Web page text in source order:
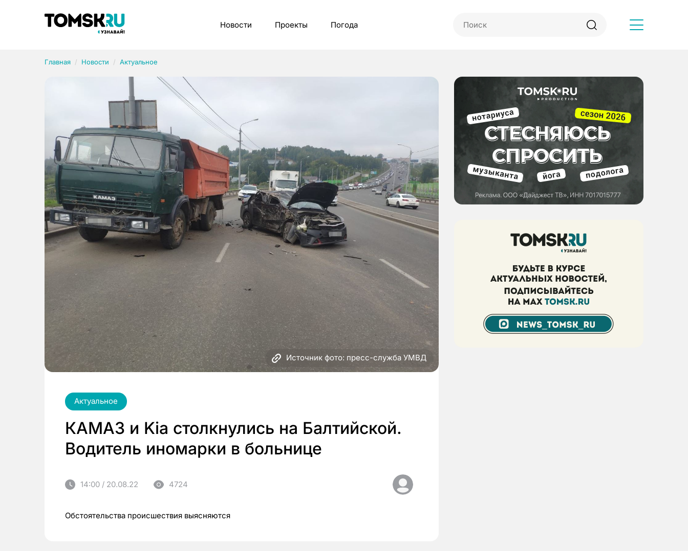
Новости Проекты Погода
Главная Новости Актуальное
Источник фото: пресс-служба УМВД
Актуальное
КАМАЗ и Kia столкнулись на Балтийской.
Водитель иномарки в больнице
14:00 / 20.08.22 4724
Обстоятельства происшествия выясняются
Рубрики